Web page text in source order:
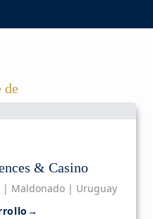
de
& Casino
| Maldonado | Uruguay
→